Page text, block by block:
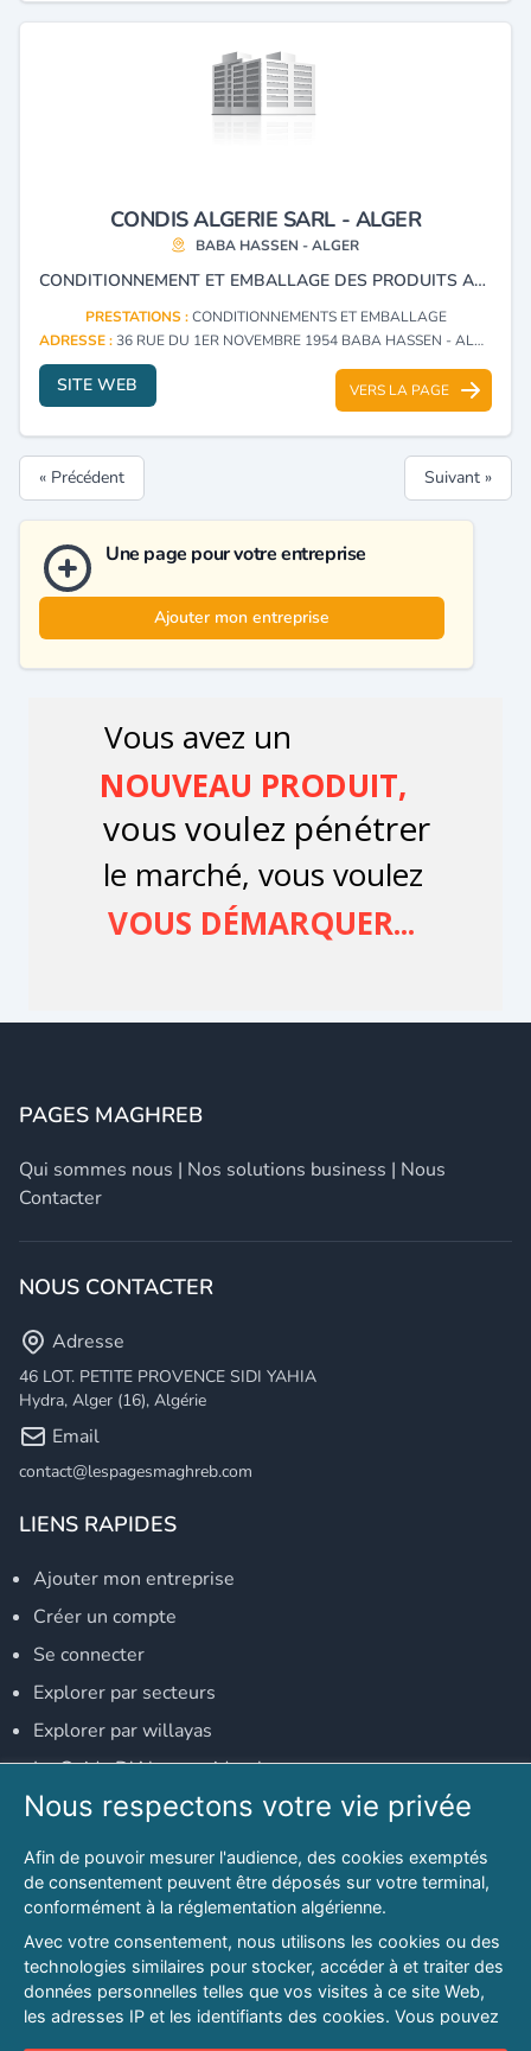
CONDIS ALGERIE SARL - ALGER
BABA HASSEN - ALGER
CONDITIONNEMENT ET EMBALLAGE DES PRODUITS ALIMENTAIRES.
PRESTATIONS :CONDITIONNEMENTS ET EMBALLAGE
ADRESSE :36 RUE DU 1ER NOVEMBRE 1954 BABA HASSEN - ALGER
SITE WEB VERS LA PAGE
« Précédent Suivant »
Une page pour votre entreprise
Ajouter mon entreprise
PAGES MAGHREB
Qui sommes nous | Nos solutions business | Nous
Contacter
NOUS CONTACTER
Adresse
46 LOT. PETITE PROVENCE SIDI YAHIA
Hydra, Alger (16), Algérie
Email
contact@lespagesmaghreb.com
LIENS RAPIDES
Ajouter mon entreprise
Créer un compte
Se connecter
Explorer par secteurs
Explorer par willayas
Le Guide D'Alger, guide-alger.com
NOS RÉSEAUX SOCIAUX
Notre page Facebook
Notre page LinkedIn
Notre page Instagram
Notre page Twitter
Nous respectons votre vie privée
Afin de pouvoir mesurer l'audience, des cookies exemptés
de consentement peuvent être déposés sur votre terminal,
conformément à la réglementation algérienne.
Avec votre consentement, nous utilisons les cookies ou des
technologies similaires pour stocker, accéder à et traiter des
données personnelles telles que vos visites à ce site Web,
les adresses IP et les identifiants des cookies. Vous pouvez